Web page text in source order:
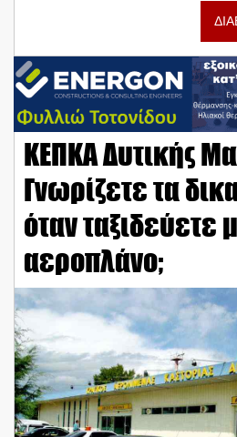
ΚΕΠΚΑ Δυτικής
Γνωρίζετε τα
όταν ταξιδεύετε
αεροπλάνο;